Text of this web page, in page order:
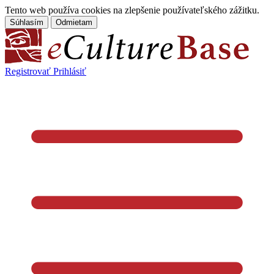
Tento web používa cookies na zlepšenie používateľského zážitku.
Súhlasím Odmietam
Registrovať Prihlásiť